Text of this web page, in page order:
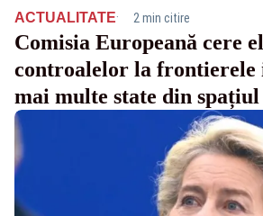
ACTUALITATE· 2 min citire
Comisia Europeană cere
controalelor la frontierele
mai multe state din spațiul